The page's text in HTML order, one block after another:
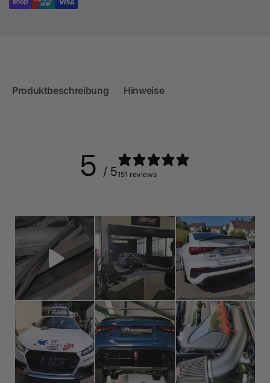
Produktbeschreibung Hinweise
5 / 5151 reviews